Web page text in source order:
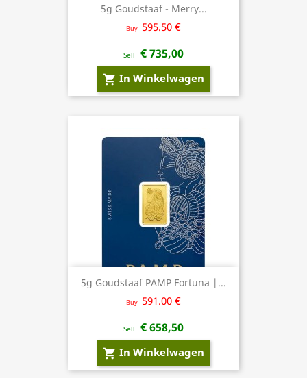
5g Goudstaaf - Merry...
Buy 595.50 €
Sell € 735,00
shopping_cart In Winkelwagen
5g Goudstaaf PAMP Fortuna |...
Buy 591.00 €
Sell € 658,50
shopping_cart In Winkelwagen